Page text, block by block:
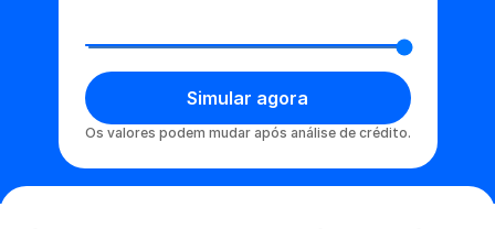
Simular agora
Os valores podem mudar após análise de crédito.